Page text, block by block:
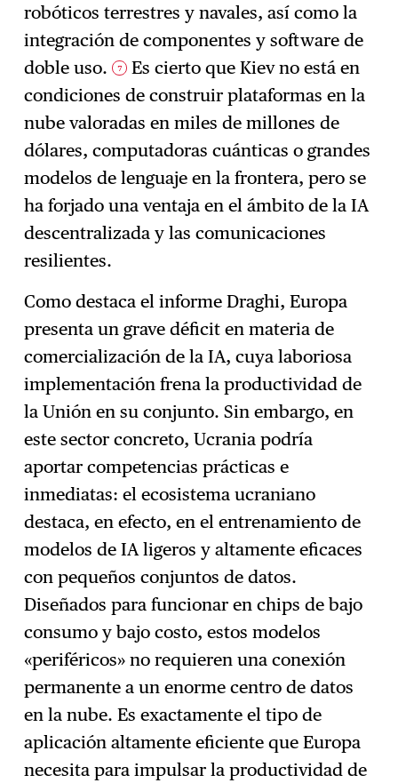
robóticos terrestres y navales, así como la
integración de componentes y software de
doble uso. 7
Es cierto que Kiev no está en
condiciones de construir plataformas en la
nube valoradas en miles de millones de
dólares, computadoras cuánticas o grandes
modelos de lenguaje en la frontera, pero se
ha forjado una ventaja en el ámbito de la IA
descentralizada y las comunicaciones
resilientes.
Como destaca el informe Draghi, Europa
presenta un grave déficit en materia de
comercialización de la IA, cuya laboriosa
implementación frena la productividad de
la Unión en su conjunto. Sin embargo, en
este sector concreto, Ucrania podría
aportar competencias prácticas e
inmediatas: el ecosistema ucraniano
destaca, en efecto, en el entrenamiento de
modelos de IA ligeros y altamente eficaces
con pequeños conjuntos de datos.
Diseñados para funcionar en chips de bajo
consumo y bajo costo, estos modelos
«periféricos» no requieren una conexión
permanente a un enorme centro de datos
en la nube. Es exactamente el tipo de
aplicación altamente eficiente que Europa
necesita para impulsar la productividad de